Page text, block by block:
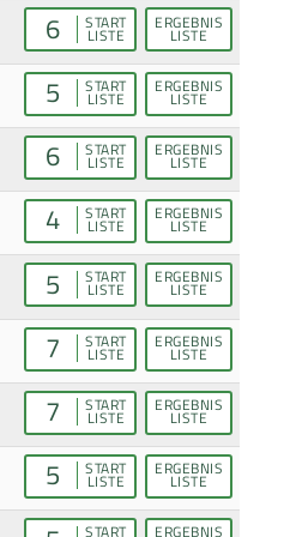
6 START
LISTE
ERGEBNIS
LISTE
5 START
LISTE
ERGEBNIS
LISTE
6 START
LISTE
ERGEBNIS
LISTE
4 START
LISTE
ERGEBNIS
LISTE
5 START
LISTE
ERGEBNIS
LISTE
7 START
LISTE
ERGEBNIS
LISTE
7 START
LISTE
ERGEBNIS
LISTE
5 START
LISTE
ERGEBNIS
LISTE
START ERGEBNIS